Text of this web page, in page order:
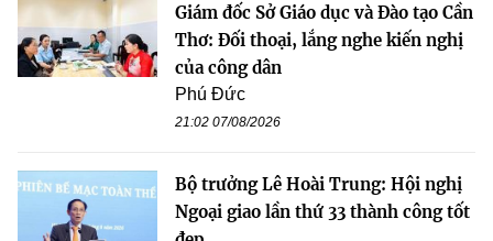
Giám đốc Sở Giáo dục và Đào tạo Cần
Thơ: Đối thoại, lắng nghe kiến nghị
của công dân
Phú Đức
21:02 07/08/2026
Bộ trưởng Lê Hoài Trung: Hội nghị
Ngoại giao lần thứ 33 thành công tốt